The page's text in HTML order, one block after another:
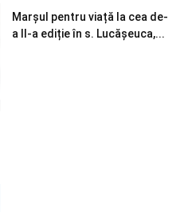
Marșul pentru viață la cea de-
a II-a ediție în s. Lucășeuca,...